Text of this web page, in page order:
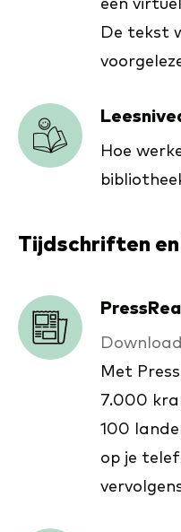
een
De tekst
Hoe
Tijdschriften
Met
7.000
100
op je